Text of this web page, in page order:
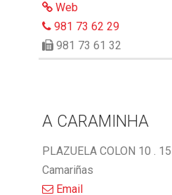
Web
981 73 62 29
981 73 61 32
A CARAMINHA
PLAZUELA COLON 10 .
Camariñas
Email